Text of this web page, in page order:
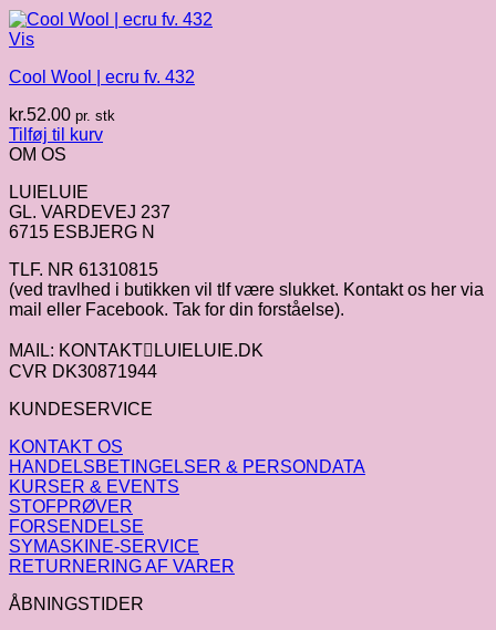
Vis
Cool Wool | ecru fv. 432
kr.52.00 pr. stk
Tilføj til kurv
OM OS
LUIELUIE
GL. VARDEVEJ 237
6715 ESBJERG N
TLF. NR 61310815
(ved travlhed i butikken vil tlf være slukket. Kontakt os her via
mail eller Facebook. Tak for din forståelse).
MAIL: KONTAKTLUIELUIE.DK
CVR DK30871944
KUNDESERVICE
KONTAKT OS
HANDELSBETINGELSER & PERSONDATA
KURSER & EVENTS
STOFPRØVER
FORSENDELSE
SYMASKINE-SERVICE
RETURNERING AF VARER
ÅBNINGSTIDER